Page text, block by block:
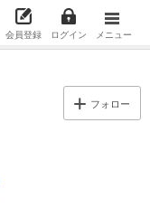
会員登録 ログイン メニュー
フォロー